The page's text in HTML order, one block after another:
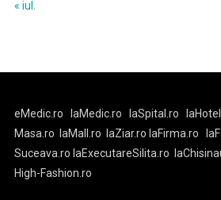
« iul.
eMedic.ro laMedic.ro laSpital.ro
Masa.ro
laMall.ro laZiar.ro laFirma.ro
Suceava.ro laExecutareSilita.ro
High-Fashion.ro